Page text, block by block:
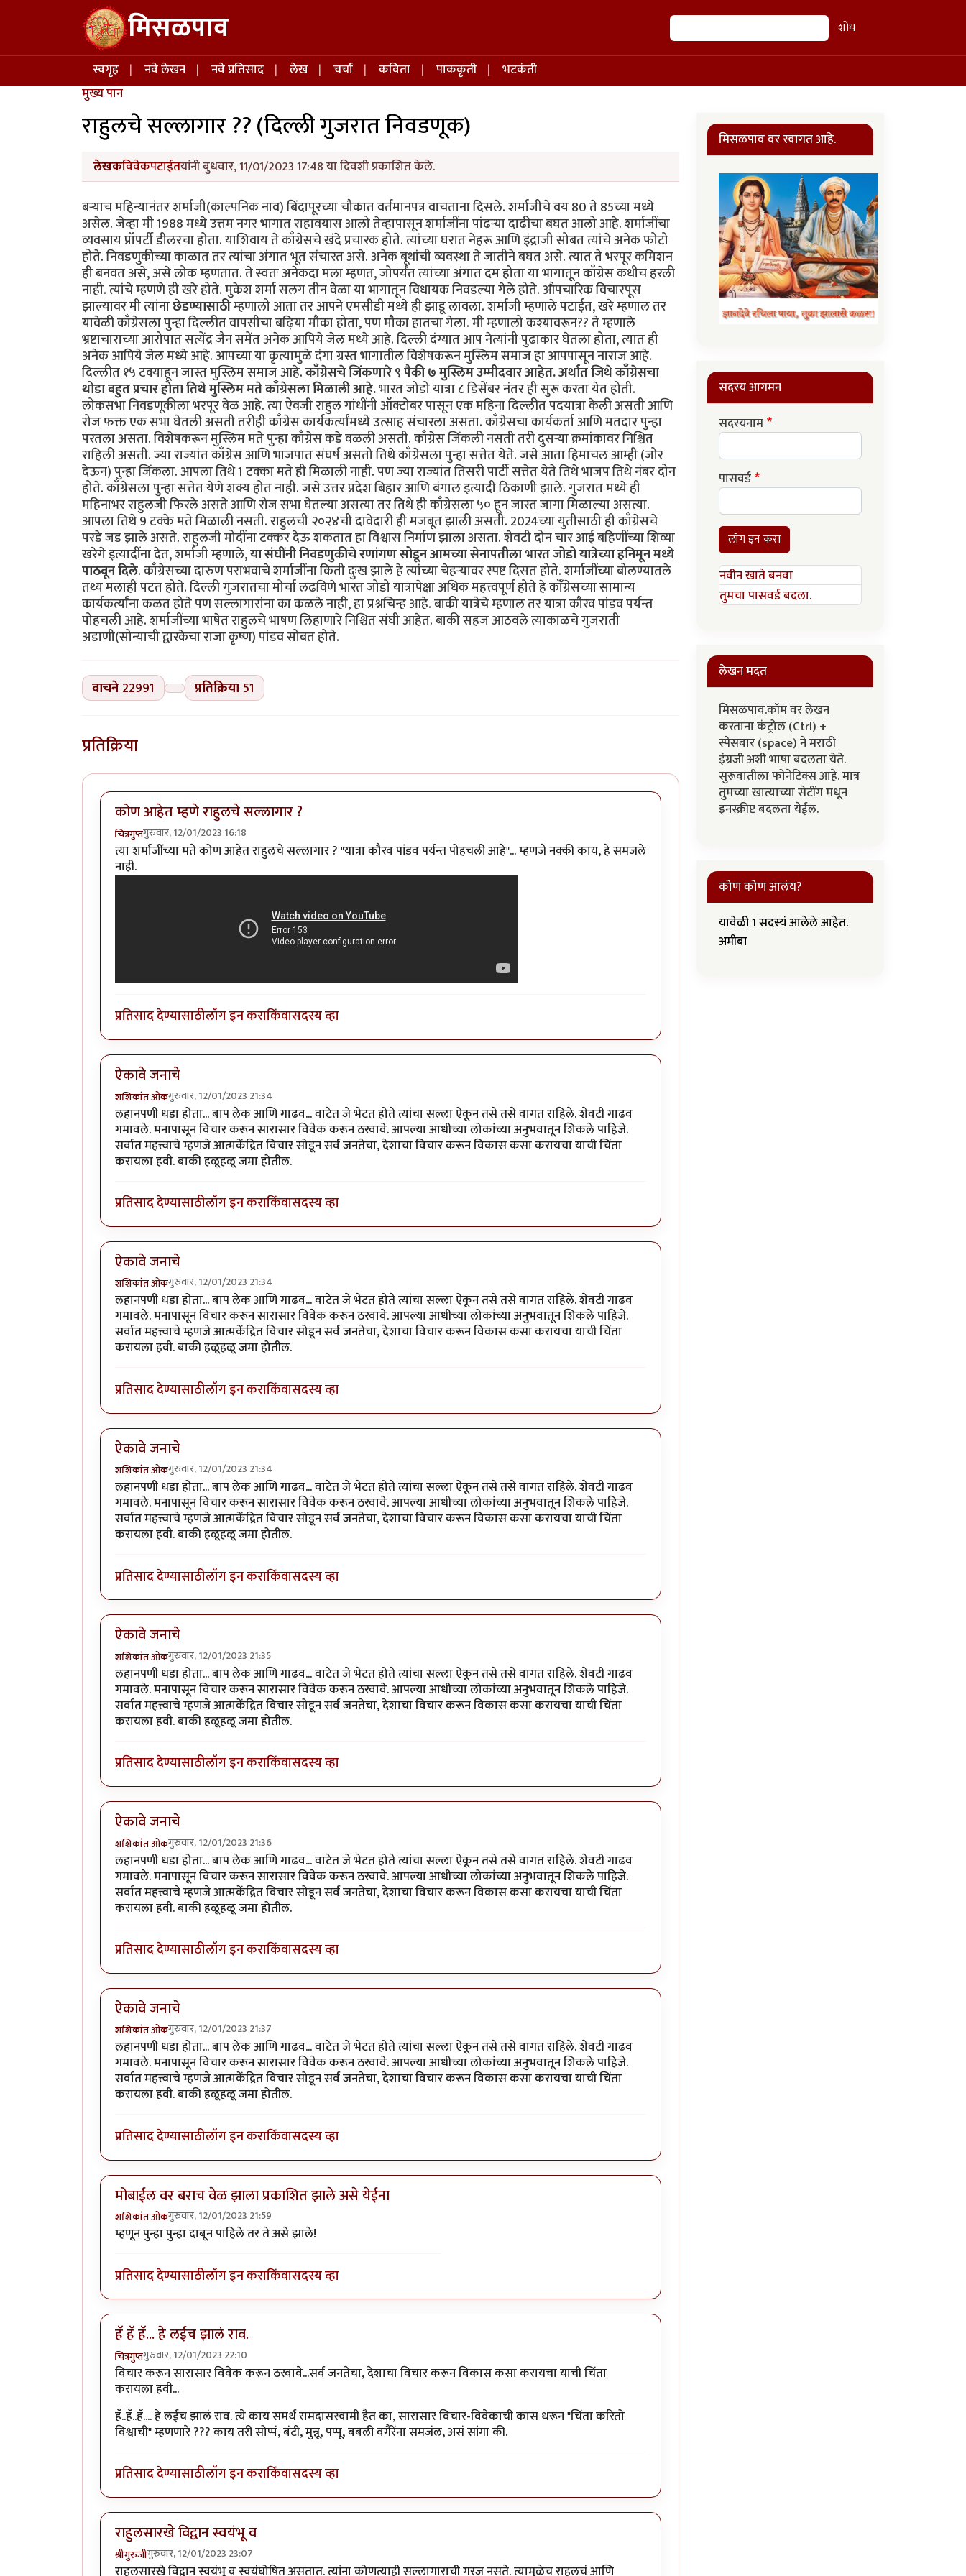
Skip to main content मिसळपाव शोध शोध
Main navigation
स्वगृह नवे लेखन नवे प्रतिसाद लेख चर्चा कविता पाककृती
भटकंती
मुख्य पान
राहुलचे सल्लागार ?? (दिल्ली गुजरात निवडणूक)
लेखकविवेकपटाईतयांनी बुधवार, 11/01/2023 17:48 या दिवशी प्रकाशित केले.
बऱ्याच महिन्यानंतर शर्माजी(काल्पनिक नाव) बिंदापूरच्या चौकात वर्तमानपत्र वाचताना दिसले. शर्माजीचे वय 80 ते 85च्या मध्ये
असेल. जेव्हा मी 1988 मध्ये उत्तम नगर भागात राहावयास आलो तेव्हापासून शर्माजींना पांढऱ्या दाढीचा बघत आलो आहे. शर्माजींचा
व्यवसाय प्रॉपर्टी डीलरचा होता. याशिवाय ते काँग्रेसचे खंदे प्रचारक होते. त्यांच्या घरात नेहरू आणि इंद्राजी सोबत त्यांचे अनेक फोटो
होते. निवडणुकीच्या काळात तर त्यांचा अंगात भूत संचारत असे. अनेक बूथांची व्यवस्था ते जातीने बघत असे. त्यात ते भरपूर कमिशन
ही बनवत असे, असे लोक म्हणतात. ते स्वतः अनेकदा मला म्हणत, जोपर्यंत त्यांच्या अंगात दम होता या भागातून काँग्रेस कधीच हरली
नाही. त्यांचे म्हणणे ही खरे होते. मुकेश शर्मा सलग तीन वेळा या भागातून विधायक निवडल्या गेले होते. औपचारिक विचारपूस
झाल्यावर मी त्यांनाछेडण्यासाठीम्हणालो आता तर आपने एमसीडी मध्ये ही झाडू लावला. शर्माजी म्हणाले पटाईत, खरे म्हणाल तर
यावेळी काँग्रेसला पुन्हा दिल्लीत वापसीचा बढ़िया मौका होता, पण मौका हातचा गेला. मी म्हणालो कश्यावरून?? ते म्हणाले
भ्रष्टाचाराच्या आरोपात सत्येंद्र जैन समेंत अनेक आपिये जेल मध्ये आहे. दिल्ली दंग्यात आप नेत्यांनी पुढाकार घेतला होता, त्यात ही
अनेक आपिये जेल मध्ये आहे. आपच्या या कृत्यामुळे दंगा ग्रस्त भागातील विशेषकरून मुस्लिम समाज हा आपपासून नाराज आहे.
दिल्लीत १५ टक्याहून जास्त मुस्लिम समाज आहे.काँग्रेसचे जिंकणारे ९ पैकी ७ मुस्लिम उम्मीदवार आहेत. अर्थात जिथे काँग्रेसचा
थोडा बहुत प्रचार होता तिथे मुस्लिम मते काँग्रेसला मिळाली आहे.भारत जोडो यात्रा ८ डिसेंबर नंतर ही सुरू करता येत होती.
लोकसभा निवडणूकीला भरपूर वेळ आहे. त्या ऐवजी राहुल गांधींनी ऑक्टोबर पासून एक महिना दिल्लीत पदयात्रा केली असती आणि
रोज फक्त एक सभा घेतली असती तरीही काँग्रेस कार्यकर्त्यांमध्ये उत्साह संचारला असता. काँग्रेसचा कार्यकर्ता आणि मतदार पुन्हा
परतला असता. विशेषकरून मुस्लिम मते पुन्हा काँग्रेस कडे वळली असती. काँग्रेस जिंकली नसती तरी दुसऱ्या क्रमांकावर निश्चित
राहिली असती. ज्या राज्यांत काँग्रेस आणि भाजपात संघर्ष असतो तिथे काँग्रेसला पुन्हा सत्तेत येते. जसे आता हिमाचल आम्ही (जोर
देऊन) पुन्हा जिंकला. आपला तिथे 1 टक्का मते ही मिळाली नाही. पण ज्या राज्यांत तिसरी पार्टी सत्तेत येते तिथे भाजप तिथे नंबर दोन
होते. काँग्रेसला पुन्हा सत्तेत येणे शक्य होत नाही. जसे उत्तर प्रदेश बिहार आणि बंगाल इत्यादी ठिकाणी झाले. गुजरात मध्ये ही
महिनाभर राहुलजी फिरले असते आणि रोज सभा घेतल्या असत्या तर तिथे ही काँग्रेसला ५० हून जास्त जागा मिळाल्या असत्या.
आपला तिथे 9 टक्के मते मिळाली नसती. राहुलची २०२४ची दावेदारी ही मजबूत झाली असती. 2024च्या युतीसाठी ही काँग्रेसचे
परडे जड झाले असते. राहुलजी मोदींना टक्कर देऊ शकतात हा विश्वास निर्माण झाला असता. शेवटी दोन चार आई बहिणींच्या शिव्या
खरेगे इत्यादींना देत, शर्माजी म्हणाले,या संघींनी निवडणुकीचे रणांगण सोडून आमच्या सेनापतीला भारत जोडो यात्रेच्या हनिमून मध्ये
पाठवून दिले. काँग्रेसच्या दारुण पराभवाचे शर्माजींना किती दुःख झाले हे त्यांच्या चेहऱ्यावर स्पष्ट दिसत होते. शर्माजींच्या बोलण्यातले
तथ्य मलाही पटत होते. दिल्ली गुजरातचा मोर्चा लढविणे भारत जोडो यात्रापेक्षा अधिक महत्त्वपूर्ण होते हे कॉँग्रेसच्या सामान्य
कार्यकर्त्यांना कळत होते पण सल्लागारांना का कळले नाही, हा प्रश्नचिन्ह आहे. बाकी यात्रेचे म्हणाल तर यात्रा कौरव पांडव पर्यन्त
पोहचली आहे. शर्माजींच्या भाषेत राहुलचे भाषण लिहाणारे निश्चित संघी आहेत. बाकी सहज आठवले त्याकाळचे गुजराती
अडाणी(सोन्याची द्वारकेचा राजा कृष्ण) पांडव सोबत होते.
वाचने 22991 प्रतिक्रिया51
प्रतिक्रिया
कोण आहेत म्हणे राहुलचे सल्लागार ?
चित्रगुप्तगुरुवार, 12/01/2023 16:18
त्या शर्माजींच्या मते कोण आहेत राहुलचे सल्लागार ? "यात्रा कौरव पांडव पर्यन्त पोहचली आहे"... म्हणजे नक्की काय, हे समजले
नाही.
प्रतिसाद देण्यासाठीलॉग इन कराकिंवासदस्य व्हा
ऐकावे जनाचे
शशिकांत ओकगुरुवार, 12/01/2023 21:34
लहानपणी धडा होता... बाप लेक आणि गाढव... वाटेत जे भेटत होते त्यांचा सल्ला ऐकून तसे तसे वागत राहिले. शेवटी गाढव
गमावले. मनापासून विचार करून सारासार विवेक करून ठरवावे. आपल्या आधीच्या लोकांच्या अनुभवातून शिकले पाहिजे.
सर्वात महत्त्वाचे म्हणजे आत्मकेंद्रित विचार सोडून सर्व जनतेचा, देशाचा विचार करून विकास कसा करायचा याची चिंता
करायला हवी. बाकी हळूहळू जमा होतील.
प्रतिसाद देण्यासाठीलॉग इन कराकिंवासदस्य व्हा
ऐकावे जनाचे
शशिकांत ओकगुरुवार, 12/01/2023 21:34
लहानपणी धडा होता... बाप लेक आणि गाढव... वाटेत जे भेटत होते त्यांचा सल्ला ऐकून तसे तसे वागत राहिले. शेवटी गाढव
गमावले. मनापासून विचार करून सारासार विवेक करून ठरवावे. आपल्या आधीच्या लोकांच्या अनुभवातून शिकले पाहिजे.
सर्वात महत्त्वाचे म्हणजे आत्मकेंद्रित विचार सोडून सर्व जनतेचा, देशाचा विचार करून विकास कसा करायचा याची चिंता
करायला हवी. बाकी हळूहळू जमा होतील.
प्रतिसाद देण्यासाठीलॉग इन कराकिंवासदस्य व्हा
ऐकावे जनाचे
शशिकांत ओकगुरुवार, 12/01/2023 21:34
लहानपणी धडा होता... बाप लेक आणि गाढव... वाटेत जे भेटत होते त्यांचा सल्ला ऐकून तसे तसे वागत राहिले. शेवटी गाढव
गमावले. मनापासून विचार करून सारासार विवेक करून ठरवावे. आपल्या आधीच्या लोकांच्या अनुभवातून शिकले पाहिजे.
सर्वात महत्त्वाचे म्हणजे आत्मकेंद्रित विचार सोडून सर्व जनतेचा, देशाचा विचार करून विकास कसा करायचा याची चिंता
करायला हवी. बाकी हळूहळू जमा होतील.
प्रतिसाद देण्यासाठीलॉग इन कराकिंवासदस्य व्हा
ऐकावे जनाचे
शशिकांत ओकगुरुवार, 12/01/2023 21:35
लहानपणी धडा होता... बाप लेक आणि गाढव... वाटेत जे भेटत होते त्यांचा सल्ला ऐकून तसे तसे वागत राहिले. शेवटी गाढव
गमावले. मनापासून विचार करून सारासार विवेक करून ठरवावे. आपल्या आधीच्या लोकांच्या अनुभवातून शिकले पाहिजे.
सर्वात महत्त्वाचे म्हणजे आत्मकेंद्रित विचार सोडून सर्व जनतेचा, देशाचा विचार करून विकास कसा करायचा याची चिंता
करायला हवी. बाकी हळूहळू जमा होतील.
प्रतिसाद देण्यासाठीलॉग इन कराकिंवासदस्य व्हा
ऐकावे जनाचे
शशिकांत ओकगुरुवार, 12/01/2023 21:36
लहानपणी धडा होता... बाप लेक आणि गाढव... वाटेत जे भेटत होते त्यांचा सल्ला ऐकून तसे तसे वागत राहिले. शेवटी गाढव
गमावले. मनापासून विचार करून सारासार विवेक करून ठरवावे. आपल्या आधीच्या लोकांच्या अनुभवातून शिकले पाहिजे.
सर्वात महत्त्वाचे म्हणजे आत्मकेंद्रित विचार सोडून सर्व जनतेचा, देशाचा विचार करून विकास कसा करायचा याची चिंता
करायला हवी. बाकी हळूहळू जमा होतील.
प्रतिसाद देण्यासाठीलॉग इन कराकिंवासदस्य व्हा
ऐकावे जनाचे
शशिकांत ओकगुरुवार, 12/01/2023 21:37
लहानपणी धडा होता... बाप लेक आणि गाढव... वाटेत जे भेटत होते त्यांचा सल्ला ऐकून तसे तसे वागत राहिले. शेवटी गाढव
गमावले. मनापासून विचार करून सारासार विवेक करून ठरवावे. आपल्या आधीच्या लोकांच्या अनुभवातून शिकले पाहिजे.
सर्वात महत्त्वाचे म्हणजे आत्मकेंद्रित विचार सोडून सर्व जनतेचा, देशाचा विचार करून विकास कसा करायचा याची चिंता
करायला हवी. बाकी हळूहळू जमा होतील.
प्रतिसाद देण्यासाठीलॉग इन कराकिंवासदस्य व्हा
मोबाईल वर बराच वेळ झाला प्रकाशित झाले असे येईना
शशिकांत ओकगुरुवार, 12/01/2023 21:59
म्हणून पुन्हा पुन्हा दाबून पाहिले तर ते असे झाले!
प्रतिसाद देण्यासाठीलॉग इन कराकिंवासदस्य व्हा
हॅ हॅ हॅ... हे लईच झालं राव.
चित्रगुप्तगुरुवार, 12/01/2023 22:10
विचार करून सारासार विवेक करून ठरवावे...सर्व जनतेचा, देशाचा विचार करून विकास कसा करायचा याची चिंता
करायला हवी...
हॅ..हॅ..हॅ.... हे लईच झालं राव. त्ये काय समर्थ रामदासस्वामी हैत का, सारासार विचार-विवेकाची कास धरून "चिंता करितो
विश्वाची" म्हणणारे ??? काय तरी सोप्पं, बंटी, मुन्नू, पप्पू, बबली वगैरेंना समजंल, असं सांगा की.
प्रतिसाद देण्यासाठीलॉग इन कराकिंवासदस्य व्हा
राहुलसारखे विद्वान स्वयंभू व
श्रीगुरुजीगुरुवार, 12/01/2023 23:07
राहुलसारखे विद्वान स्वयंभू व स्वयंघोषित असतात. त्यांना कोणत्याही सल्लागाराची गरज नसते. त्यामुळेच राहुलचं आणि
मिसळपाव वर स्वागत आहे.
सदस्य आगमन
सदस्यनाम
पासवर्ड
लॉग इन करा
नवीन खाते बनवा
तुमचा पासवर्ड बदला.
लेखन मदत
मिसळपाव.कॉम वर लेखन
करताना कंट्रोल (Ctrl) +
स्पेसबार (space) ने मराठी
इंग्रजी अशी भाषा बदलता येते.
सुरूवातीला फोनेटिक्स आहे. मात्र
तुमच्या खात्याच्या सेटींग मधून
इनस्क्रीप्ट बदलता येईल.
कोण कोण आलंय?
यावेळी 1 सदस्यं आलेले आहेत.
अमीबा